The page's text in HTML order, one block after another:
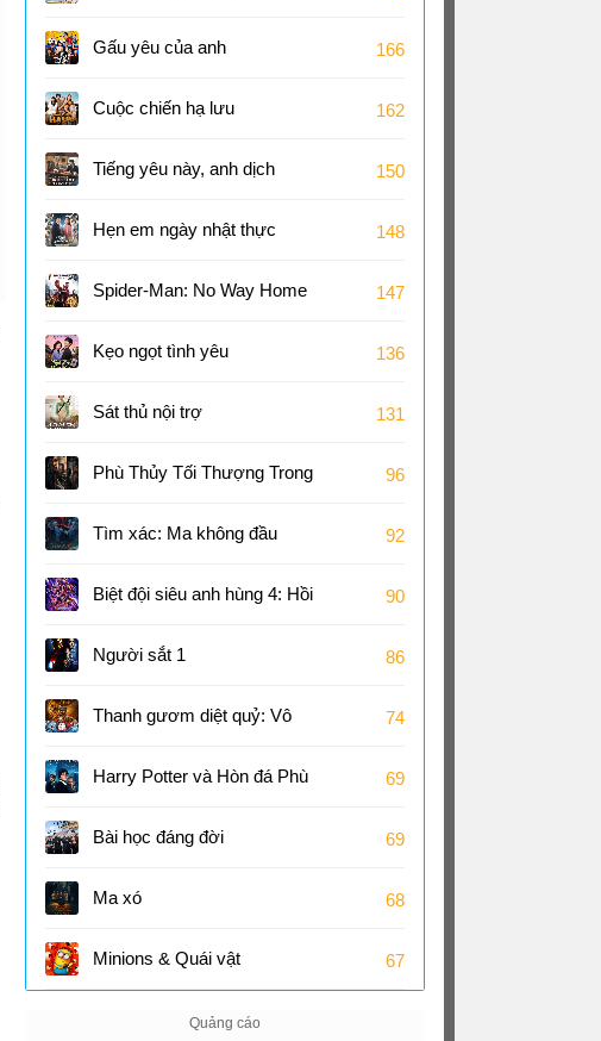
Gấu yêu của anh 166
Cuộc chiến hạ lưu 162
Tiếng yêu này, anh dịch
được không?
150
Hẹn em ngày nhật thực 148
Spider-Man: No Way Home 147
Kẹo ngọt tình yêu 136
Sát thủ nội trợ 131
Phù Thủy Tối Thượng Trong
Đa Vũ Trụ Hỗn Loạn
96
Tìm xác: Ma không đầu 92
Biệt đội siêu anh hùng 4: Hồi
kết
90
Người sắt 1 86
Thanh gươm diệt quỷ: Vô
hạn thành
74
Harry Potter và Hòn đá Phù
thủy
69
Bài học đáng đời 69
Ma xó 68
Minions & Quái vật 67